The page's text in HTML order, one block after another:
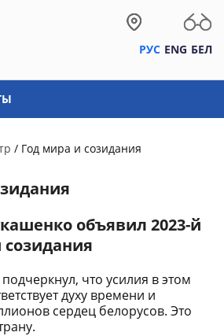
РУС ENG БЕЛ
/ Год мира и созидания
объявил 2023-й
подчеркнул, что усилия в этом
духу времени и
сердец белорусов. Это